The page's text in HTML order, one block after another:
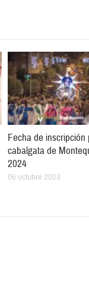
Fecha de inscripción
cabalgata de
2024
06 octubre 2023